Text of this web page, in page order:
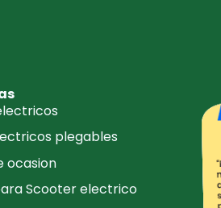
plegables
ocasion
Scooter electrico